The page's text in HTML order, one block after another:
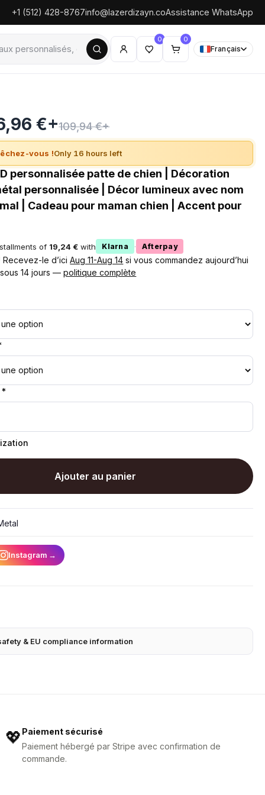
+1 (512) 428-8767info@lazerdizayn.coAssistance WhatsApp
0 0
Français
€+109,94 €+
vous !Only 16 hours left
personnalisée patte de chien | Décoration
personnalisée | Décor lumineux avec nom
| Cadeau pour maman chien | Accent pour
of 19,24 € with Klarna · Afterpay
Recevez-le d’iciAug 11-Aug 14 si vous commandez aujourd’hui
14 jours —politique complète
Ajouter au panier
Instagram →
& EU compliance information
💖Paiement sécurisé
Paiement hébergé par Stripe avec confirmation de
commande.